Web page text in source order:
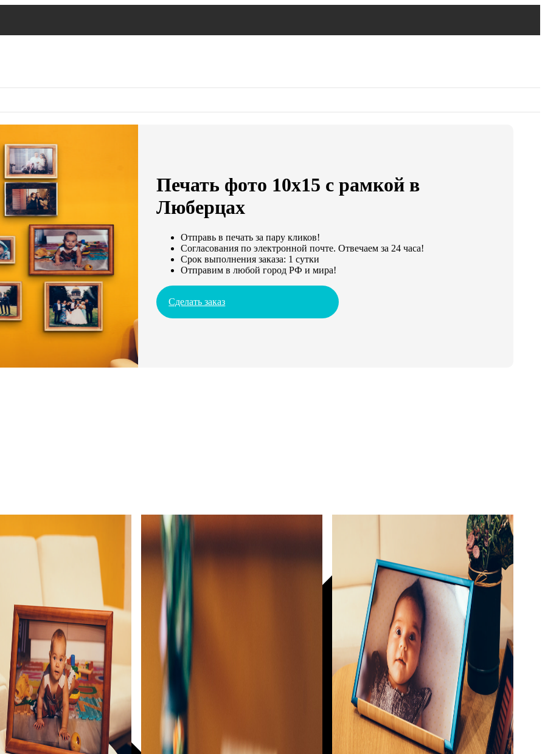
Печать фото 10х15 с рамкой в
Люберцах
Отправь в печать за пару кликов!
Согласования по электронной почте. Отвечаем за 24 часа!
Срок выполнения заказа: 1 сутки
Отправим в любой город РФ и мира!
Сделать заказ